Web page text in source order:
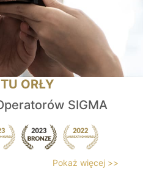
ORŁY
SIGMA
Pokaż więcej >>